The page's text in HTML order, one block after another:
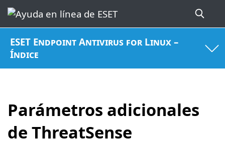
ESET Endpoint Antivirus for Linux –
Índice
Parámetros adicionales
de ThreatSense